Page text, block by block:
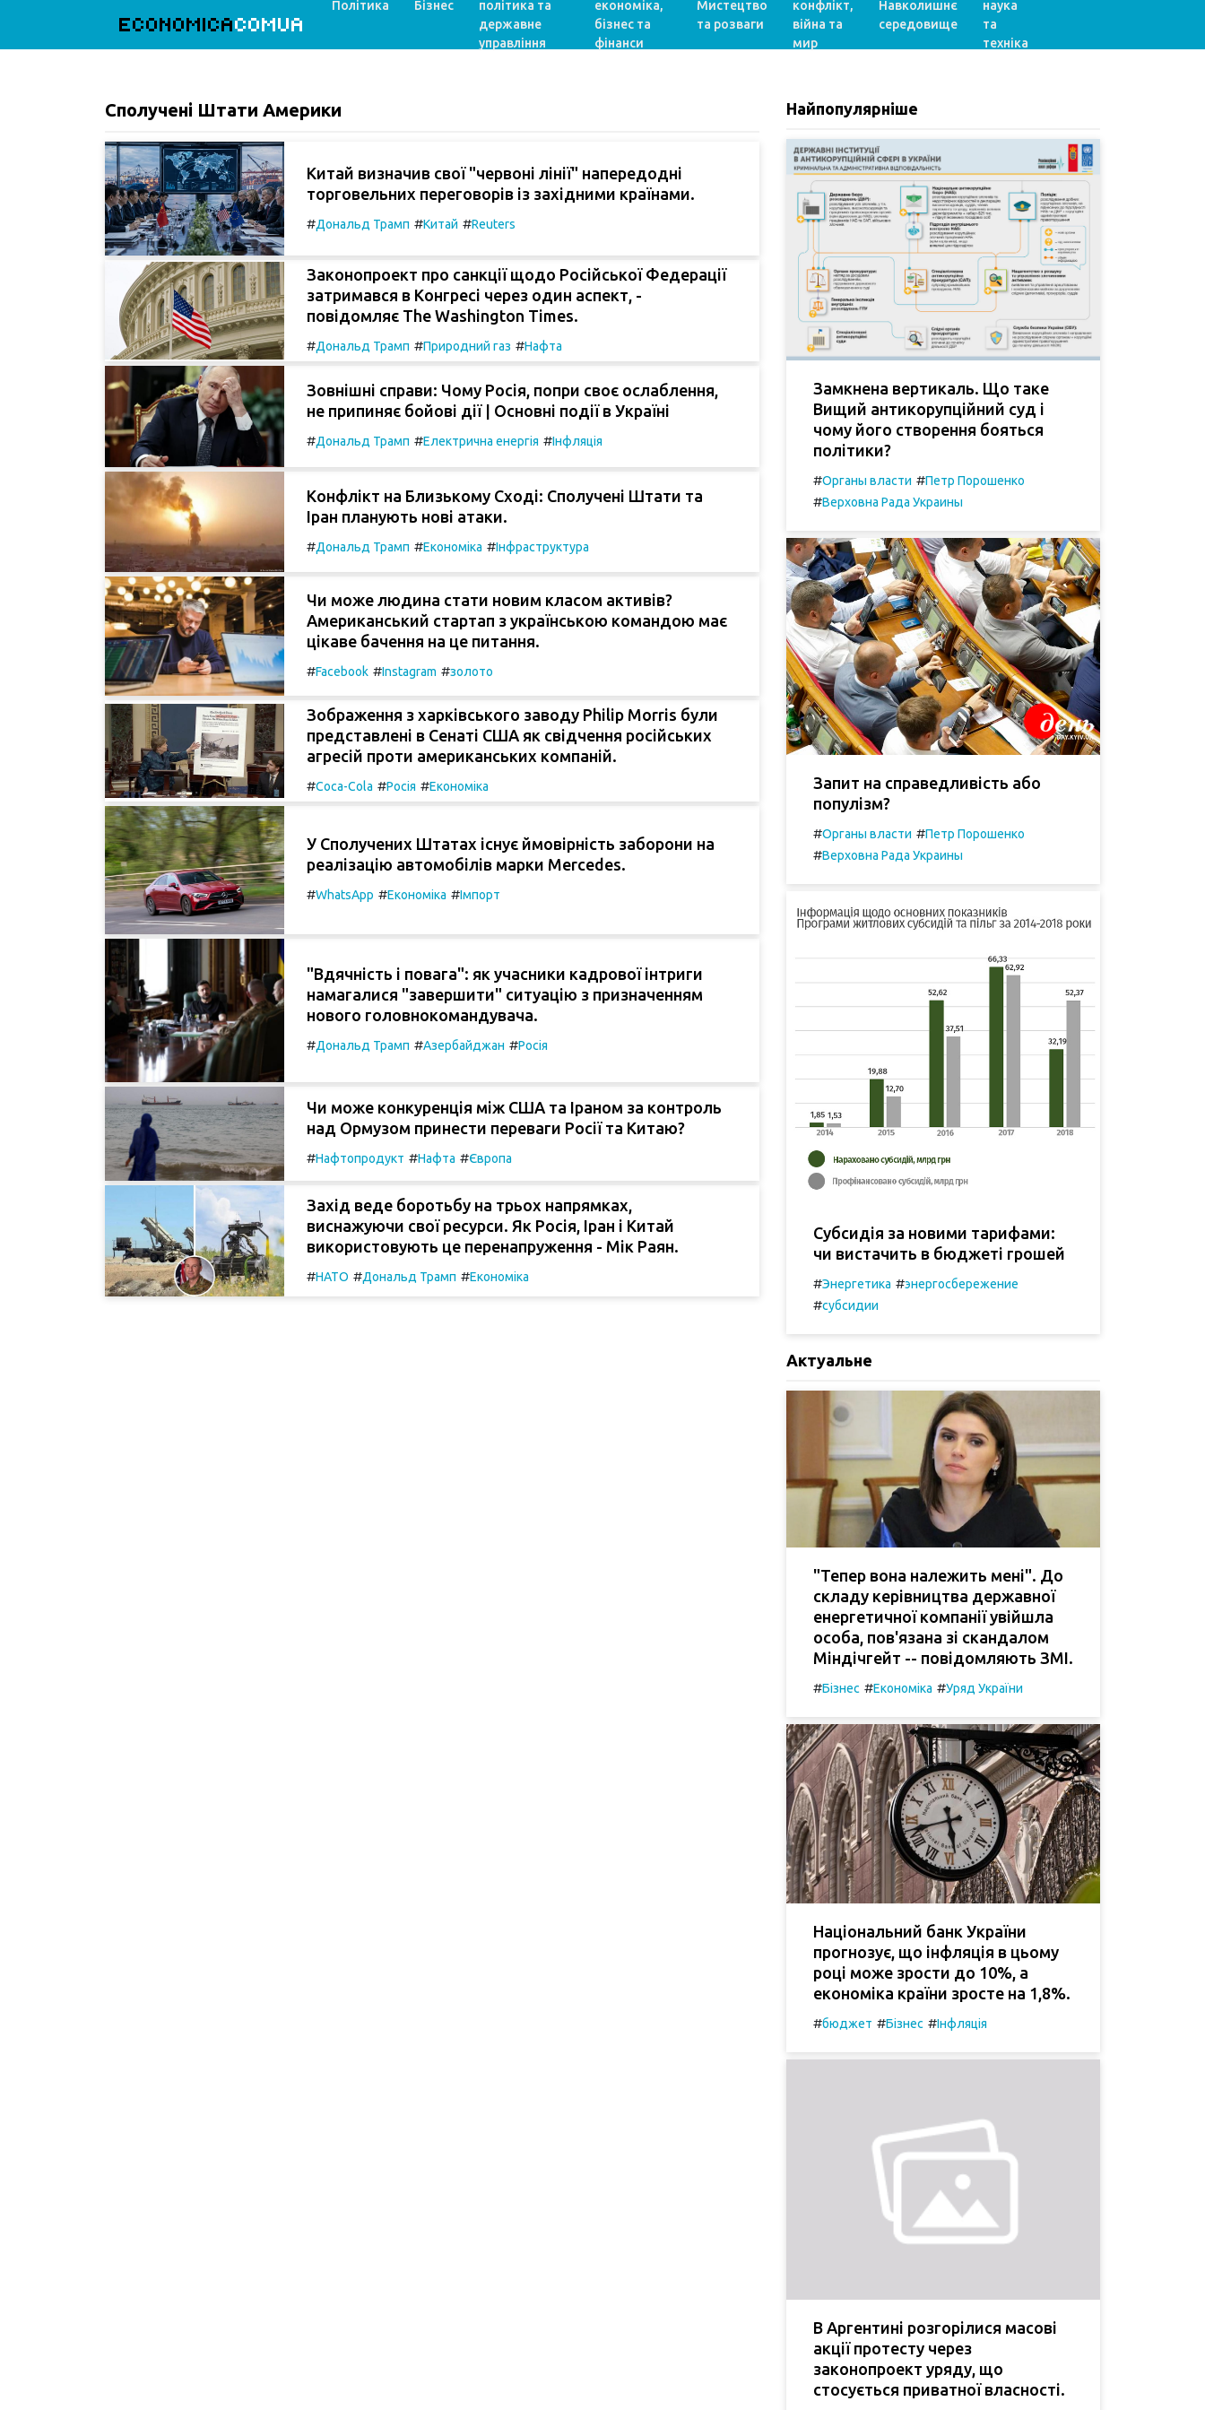
ECONOMICACOMUA
Політика Бізнес
політика та
державне
управління
економіка,
бізнес та
фінанси
Мистецтво
та розваги
конфлікт,
війна та
мир
Навколишнє
середовище
наука
та
техніка
Сполучені Штати Америки
Китай визначив свої "червоні лінії" напередодні
торговельних переговорів із західними країнами.
#Дональд Трамп #Китай #Reuters
Законопроект про санкції щодо Російської Федерації
затримався в Конгресі через один аспект, -
повідомляє The Washington Times.
#Дональд Трамп #Природний газ #Нафта
Зовнішні справи: Чому Росія, попри своє ослаблення,
не припиняє бойові дії | Основні події в Україні
#Дональд Трамп #Електрична енергія #Інфляція
Конфлікт на Близькому Сході: Сполучені Штати та
Іран планують нові атаки.
#Дональд Трамп #Економіка #Інфраструктура
Чи може людина стати новим класом активів?
Американський стартап з українською командою має
цікаве бачення на це питання.
#Facebook #Instagram #золото
Зображення з харківського заводу Philip Morris були
представлені в Сенаті США як свідчення російських
агресій проти американських компаній.
#Coca-Cola #Росія #Економіка
У Сполучених Штатах існує ймовірність заборони на
реалізацію автомобілів марки Mercedes.
#WhatsApp #Економіка #Імпорт
"Вдячність і повага": як учасники кадрової інтриги
намагалися "завершити" ситуацію з призначенням
нового головнокомандувача.
#Дональд Трамп #Азербайджан #Росія
Чи може конкуренція між США та Іраном за контроль
над Ормузом принести переваги Росії та Китаю?
#Нафтопродукт #Нафта #Європа
Захід веде боротьбу на трьох напрямках,
виснажуючи свої ресурси. Як Росія, Іран і Китай
використовують це перенапруження - Мік Раян.
#НАТО #Дональд Трамп #Економіка
Найпопулярніше
Замкнена вертикаль. Що таке
Вищий антикорупційний суд і
чому його створення бояться
політики?
#Органы власти #Петр Порошенко
#Верховна Рада Украины
Запит на справедливість або
популізм?
#Органы власти #Петр Порошенко
#Верховна Рада Украины
Субсидія за новими тарифами:
чи вистачить в бюджеті грошей
#Энергетика #энергосбережение
#субсидии
Актуальне
"Тепер вона належить мені". До
складу керівництва державної
енергетичної компанії увійшла
особа, пов'язана зі скандалом
Міндічгейт -- повідомляють ЗМІ.
#Бізнес #Економіка #Уряд України
Національний банк України
прогнозує, що інфляція в цьому
році може зрости до 10%, а
економіка країни зросте на 1,8%.
#бюджет #Бізнес #Інфляція
В Аргентині розгорілися масові
акції протесту через
законопроект уряду, що
стосується приватної власності.